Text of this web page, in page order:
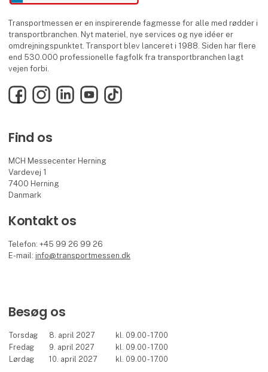
Transportmessen er en inspirerende fagmesse for alle med rødder i
transportbranchen. Nyt materiel, nye services og nye idéer er
omdrejningspunktet. Transport blev lanceret i 1988. Siden har flere
end 530.000 professionelle fagfolk fra transportbranchen lagt
vejen forbi.
FacebookInstagramLinkedInYouTubeTikTok
Find os
MCH Messecenter Herning
Vardevej 1
7400 Herning
Danmark
Kontakt os
Telefon: +45 99 26 99 26
E-mail: info@transportmessen.dk
Besøg os
Torsdag 8. april 2027
kl. 09.00 - 17.00
Fredag
9. april 2027
kl. 09.00 - 17.00
Lørdag
10. april 2027 kl. 09.00 - 17.00